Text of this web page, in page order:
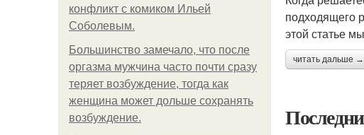
конфликт с комиком Ильей
Соболевым.
Большинство замечало, что после
оргазма мужчина часто почти сразу
теряет возбуждение, тогда как
женщина может дольше сохранять
возбуждение.
подходящего
этой статье
читать дальше →